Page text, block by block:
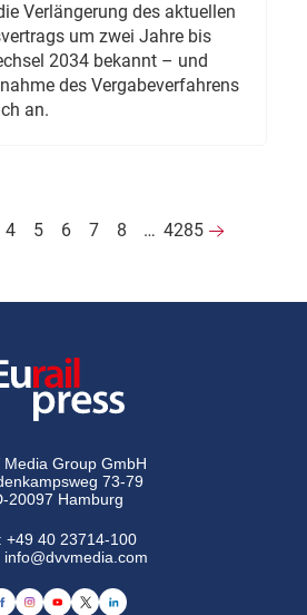
Verlängerung des aktuellen
um zwei Jahre bis
2034 bekannt – und
des Vergabeverfahrens
an.
4 5 6 7 8 … 4285
Media Group GmbH
73-79
20097 Hamburg
+49 40 23714-100
info@dvvmedia.com